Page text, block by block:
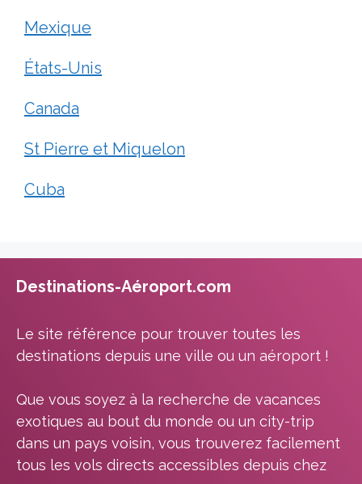
Mexique
États-Unis
Canada
St Pierre et Miquelon
Cuba
Destinations-Aéroport.com
Le site référence pour trouver toutes les
destinations depuis une ville ou un aéroport !
Que vous soyez à la recherche de vacances
exotiques au bout du monde ou un city-trip
dans un pays voisin, vous trouverez facilement
tous les vols directs accessibles depuis chez